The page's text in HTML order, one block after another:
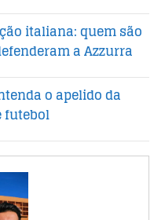
italiana: quem são
a Azzurra
o apelido da
futebol